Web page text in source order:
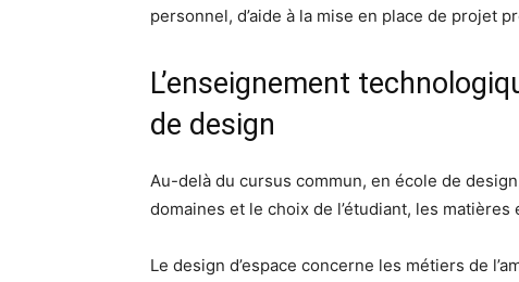
personnel, d’aide à la mise en place de projet
L’enseignement
de design
Au-delà du cursus commun, en école de
domaines et le choix de l’étudiant, les
Le design d’espace concerne les métiers de